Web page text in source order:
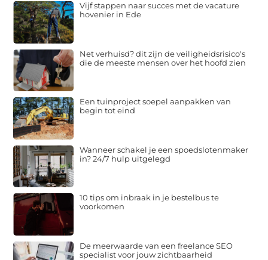
Vijf stappen naar succes met de vacature
hovenier in Ede
Net verhuisd? dit zijn de veiligheidsrisico's
die de meeste mensen over het hoofd zien
Een tuinproject soepel aanpakken van
begin tot eind
Wanneer schakel je een spoedslotenmaker
in? 24/7 hulp uitgelegd
10 tips om inbraak in je bestelbus te
voorkomen
De meerwaarde van een freelance SEO
specialist voor jouw zichtbaarheid